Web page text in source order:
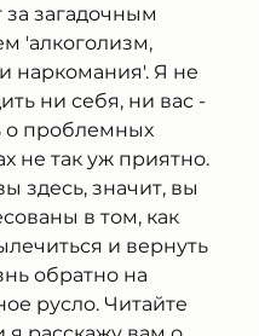
за загадочным
'алкоголизм,
наркомания'. Я не
ни себя, ни вас -
о проблемных
не так уж приятно.
здесь, значит, вы
в том, как
и вернуть
обратно на
русло. Читайте